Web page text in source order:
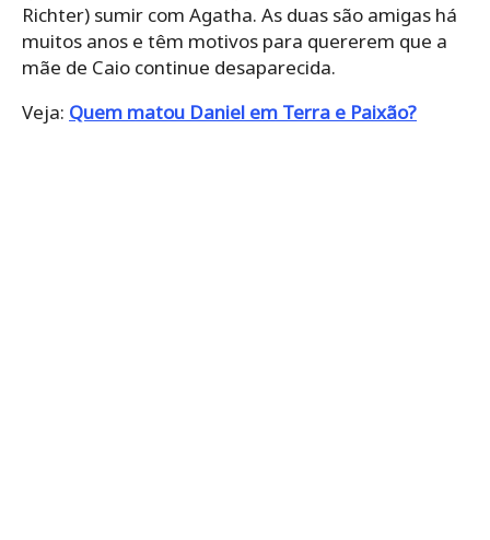
Richter) sumir com Agatha. As duas são amigas há
muitos anos e têm motivos para quererem que a
mãe de Caio continue desaparecida.
Veja: Quem matou Daniel em Terra e Paixão?